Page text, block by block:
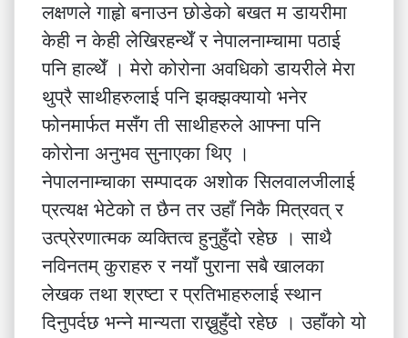
लक्षणले गाहृो बनाउन छोडेको बखत म डायरीमा
केही न केही लेखिरहन्थेँ र नेपालनाम्चामा पठाई
पनि हाल्थेँ । मेरो कोरोना अवधिको डायरीले मेरा
थुप्रै साथीहरुलाई पनि झक्झक्यायो भनेर
फोनमार्फत मसँग ती साथीहरुले आफ्ना पनि
कोरोना अनुभव सुनाएका थिए ।
नेपालनाम्चाका सम्पादक अशोक सिलवालजीलाई
प्रत्यक्ष भेटेको त छैन तर उहाँ निकै मित्रवत् र
उत्प्रेरणात्मक व्यक्तित्व हुनुहुँदो रहेछ । साथै
नविनतम् कुराहरु र नयाँ पुराना सबै खालका
लेखक तथा श्रष्टा र प्रतिभाहरुलाई स्थान
दिनुपर्दछ भन्ने मान्यता राख्नुहुँदो रहेछ । उहाँको यो